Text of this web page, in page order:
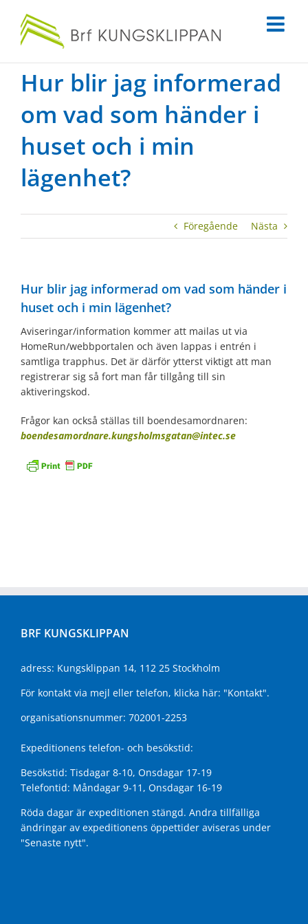
innehållet
Hur blir jag informerad
om vad som händer i
huset och i min
lägenhet?
Föregående Nästa
Hur blir jag informerad om vad som händer i
huset och i min lägenhet?
Aviseringar/information kommer att mailas ut via
HomeRun/webbportalen och även lappas i entrén i
samtliga trapphus. Det är därför ytterst viktigt att man
registrerar sig så fort man får tillgång till sin
aktiveringskod.
Frågor kan också ställas till boendesamordnaren:
boendesamordnare.kungsholmsgatan@intec.se
BRF KUNGSKLIPPAN
adress: Kungsklippan 14, 112 25 Stockholm
För kontakt via mejl eller telefon, klicka här: "Kontakt".
organisationsnummer: 702001-2253
Expeditionens telefon- och besökstid:
Besökstid: Tisdagar 8-10, Onsdagar 17-19
Telefontid: Måndagar 9-11, Onsdagar 16-19
Röda dagar är expeditionen stängd. Andra tillfälliga
ändringar av expeditionens öppettider aviseras under
"Senaste nytt".